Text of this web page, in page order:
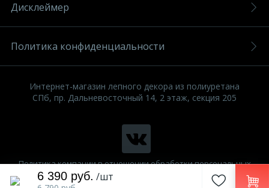
6 390 руб. /шт
Дисклеймер
Политика конфиденциальности
Интернет-магазин лепного декора из полиуретана
СПб, пр. Дальневосточный 14, 2 этаж, секция 205
Политика компании в отношении обработки персональных